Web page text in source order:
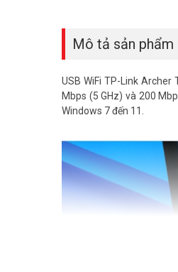
Mô tả sản phẩm
USB WiFi TP-Link
Mbps (5 GHz) và 200
Windows 7 đến 11.